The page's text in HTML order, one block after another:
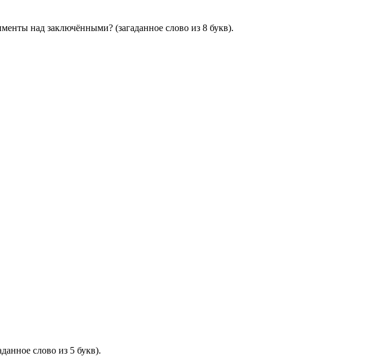
над заключёнными? (загаданное слово из 8 букв).
слово из 5 букв).